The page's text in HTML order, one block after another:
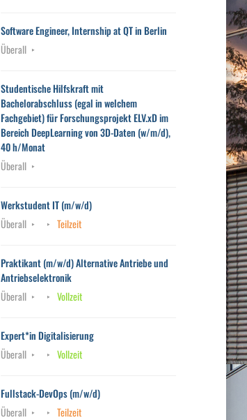
Software Engineer, Internship at QT in Berlin
Überall
Studentische Hilfskraft mit
Bachelorabschluss (egal in welchem
Fachgebiet) für Forschungsprojekt ELV.xD im
Bereich DeepLearning von 3D-Daten (w/m/d),
40 h/Monat
Überall
Werkstudent IT (m/w/d)
Überall
Teilzeit
Praktikant (m/w/d) Alternative Antriebe und
Antriebselektronik
Überall
Vollzeit
Expert*in Digitalisierung
Überall
Vollzeit
Fullstack-DevOps (m/w/d)
Überall
Teilzeit